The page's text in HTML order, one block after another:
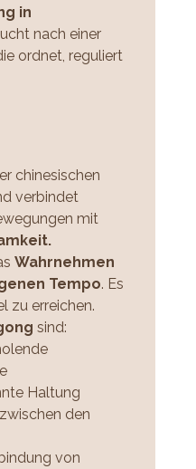
in
nach einer
ordnet, reguliert
chinesischen
verbindet
mit
Wahrnehmen
Tempo. Es
zu erreichen.
sind:
Haltung
den
von